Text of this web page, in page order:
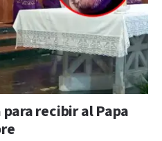
recibir al Papa